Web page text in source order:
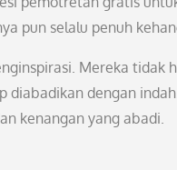
pun selalu penuh
Mereka tidak
dengan
kenangan yang abadi.